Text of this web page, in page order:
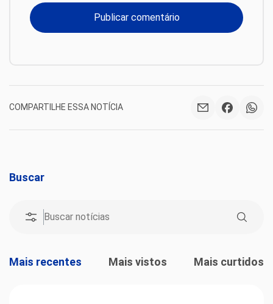
COMPARTILHE ESSA NOTÍCIA
Buscar
Mais recentes Mais vistos Mais curtidos